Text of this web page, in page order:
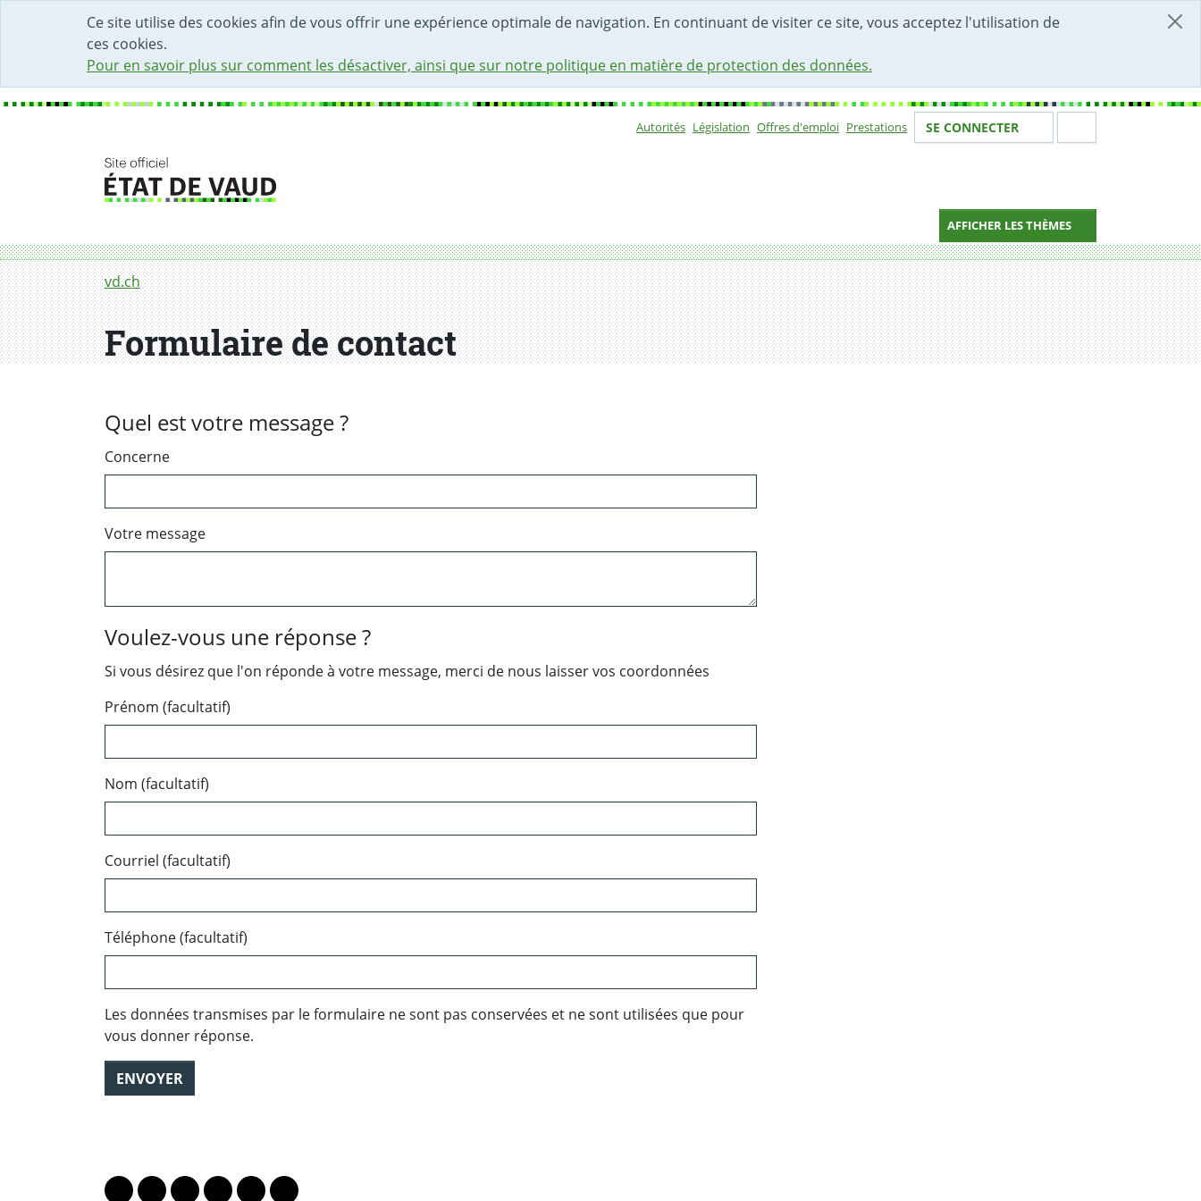
Ce site utilise des cookies afin de vous offrir une expérience optimale de navigation. En continuant de visiter ce site, vous acceptez l'utilisation de
ces cookies.
Pour en savoir plus sur comment les désactiver, ainsi que sur notre politique en matière de protection des données.
DÉBUT DU CONTENU DE LA PAGE
ACCÈS AU CHAMP DE RECHERCHE
PAGE D'ACCUEIL
FORMULAIRE DE CONTACT
Autorités Législation Offres d'emploi Prestations Votre identité
SE CONNECTER
AFFICHER LES THÈMES
Fil d'Ariane
vd.ch
Formulaire de contact
Formulaire de contact
Quel est votre message ?
Concerne
Votre message
Voulez-vous une réponse ?
Si vous désirez que l'on réponde à votre message, merci de nous laisser vos coordonnées
Prénom (facultatif)
Nom (facultatif)
Courriel (facultatif)
Téléphone (facultatif)
Les données transmises par le formulaire ne sont pas conservées et ne sont utilisées que pour
vous donner réponse.
ENVOYER